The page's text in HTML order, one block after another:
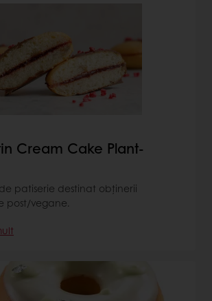
Cream Cake Plant-
patiserie destinat obținerii
post/vegane.